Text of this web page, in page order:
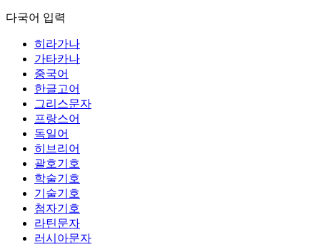
다국어 입력
히라가나
가타카나
중국어
한글고어
그리스문자
프랑스어
독일어
히브리어
괄호기호
학술기호
기술기호
첨자기호
라틴문자
러시아문자